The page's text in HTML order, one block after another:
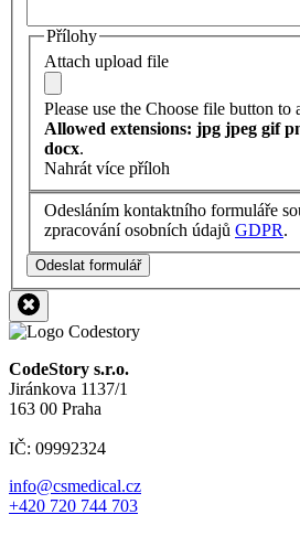
Přílohy
Attach upload file
Please use the Choose file button to
Allowed extensions: jpg jpeg gif
docx.
Nahrát více příloh
Odesláním kontaktního formuláře
zpracování osobních údajů GDPR.
Odeslat formulář
CodeStory s.r.o.
Jiránkova 1137/1
163 00 Praha
IČ: 09992324
info@csmedical.cz
+420 720 744 703